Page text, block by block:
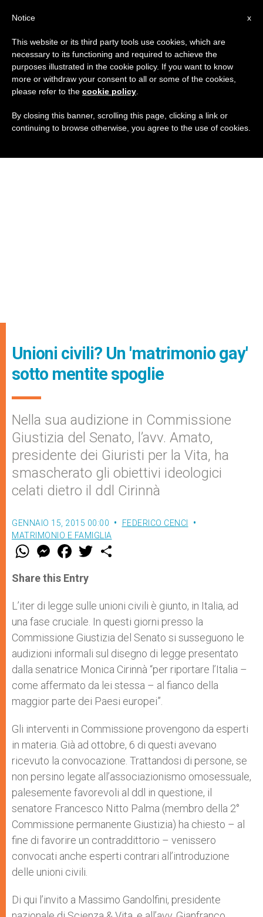
Unioni civili? Un 'matrimonio gay'
sotto mentite spoglie
Nella sua audizione in Commissione
Giustizia del Senato, l’avv. Amato,
presidente dei Giuristi per la Vita, ha
smascherato gli obiettivi ideologici
celati dietro il ddl Cirinnà
GENNAIO 15, 2015 00:00
FEDERICO CENCI
MATRIMONIO E FAMIGLIA
W
t
s
p
p
M
e
s
e
g
e
r
F
a
e
b
o
k
w
r
Share this Entry
L’iter di legge sulle unioni civili è giunto, in Italia, ad
una fase cruciale. In questi giorni presso la
Commissione Giustizia del Senato si susseguono le
audizioni informali sul disegno di legge presentato
dalla senatrice Monica Cirinnà “per riportare l’Italia –
come affermato da lei stessa – al fianco della
maggior parte dei Paesi europei”.
Gli interventi in Commissione provengono da esperti
in materia. Già ad ottobre, 6 di questi avevano
ricevuto la convocazione. Trattandosi di persone, se
non persino legate all’associazionismo omosessuale,
palesemente favorevoli al ddl in questione, il
senatore Francesco Nitto Palma (membro della 2°
Commissione permanente Giustizia) ha chiesto – al
fine di favorire un contraddittorio – venissero
convocati anche esperti contrari all’introduzione
delle unioni civili.
Di qui l’invito a Massimo Gandolfini, presidente
x
Notice
This website or its third party tools use cookies, which are
necessary to its functioning and required to achieve the
purposes illustrated in the cookie policy. If you want to know
more or withdraw your consent to all or some of the cookies,
please refer to the cookie policy
By closing this banner, scrolling this page, clicking a link or
continuing to browse otherwise, you agree to the use of cookies.